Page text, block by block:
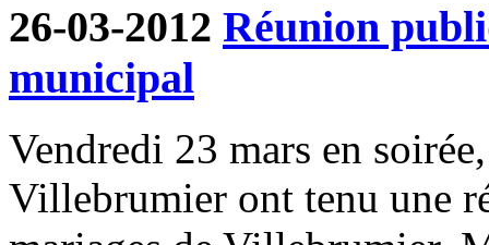
26-03-2012 Réunion
municipal
Vendredi 23 mars en
Villebrumier ont tenu une